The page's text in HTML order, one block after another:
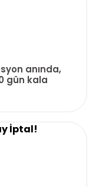
anında,
gün kala
İptal!